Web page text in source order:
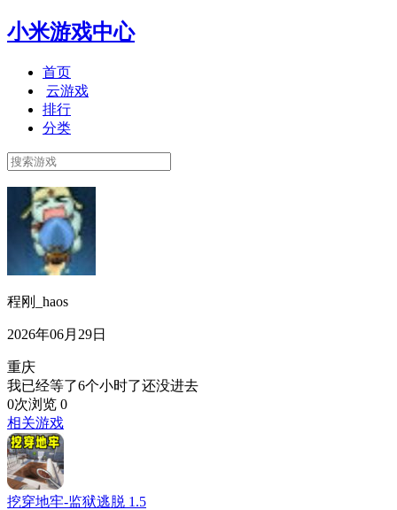
小米游戏中心
首页
云游戏
排行
分类
程刚_haos
2026年06月29日
重庆
我已经等了6个小时了还没进去
0次浏览 0
相关游戏
挖穿地牢-监狱逃脱 1.5